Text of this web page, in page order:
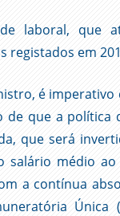
laboral, que
registados em
é imperativo
de que a política
que será
salário médio
a contínua
Única